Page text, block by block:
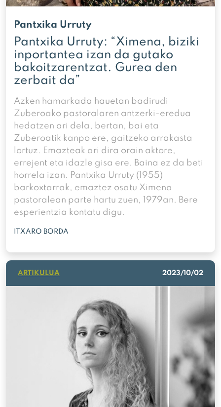
Pantxika Urruty
Pantxika Urruty: “Ximena, biziki
inportantea izan da gutako
bakoitzarentzat. Gurea den
zerbait da”
Azken hamarkada hauetan badirudi
Zuberoako pastoralaren antzerki-eredua
hedatzen ari dela, bertan, bai eta
Zuberoatik kanpo ere, gaitzeko arrakasta
lortuz. Emazteak ari dira orain aktore,
errejent eta idazle gisa ere. Baina ez da beti
horrela izan. Pantxika Urruty (1955)
barkoxtarrak, emaztez osatu Ximena
pastoralean parte hartu zuen, 1979an. Bere
esperientzia kontatu digu.
ITXARO BORDA
ARTIKULUA 2023/10/02